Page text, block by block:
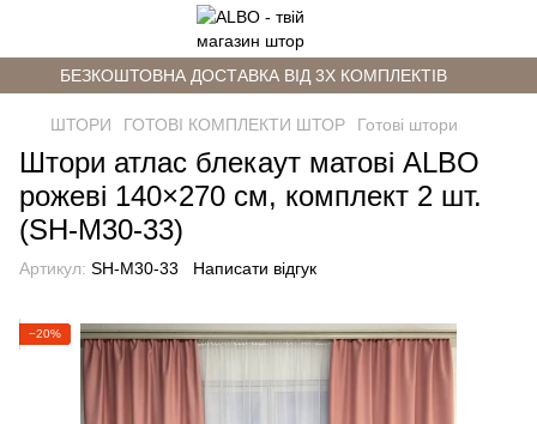
БЕЗКОШТОВНА ДОСТАВКА ВІД 3Х КОМПЛЕКТІВ
ШТОРИ ГОТОВІ КОМПЛЕКТИ ШТОР Готові штори
Штори атлас блекаут матові ALBO
рожеві 140×270 см, комплект 2 шт.
(SH-M30-33)
Артикул: SH-M30-33 Написати відгук
−20%